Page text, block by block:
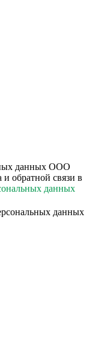
данных ООО
обратной связи в
данных
данных